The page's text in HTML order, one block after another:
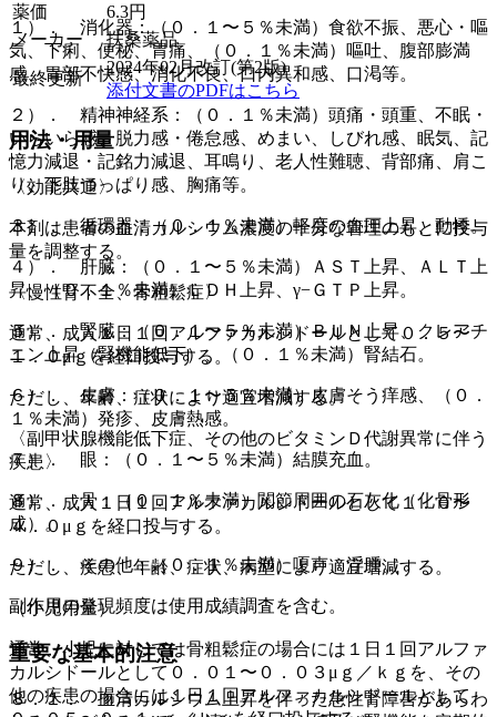
１）． 消化器：（０．１〜５％未満）食欲不振、悪心・嘔
気、下痢、便秘、胃痛、（０．１％未満）嘔吐、腹部膨満
感、胃部不快感、消化不良、口内異和感、口渇等。
２）． 精神神経系：（０．１％未満）頭痛・頭重、不眠・
いらいら感、脱力感・倦怠感、めまい、しびれ感、眠気、記
憶力減退・記銘力減退、耳鳴り、老人性難聴、背部痛、肩こ
り、下肢つっぱり感、胸痛等。
３）． 循環器：（０．１％未満）軽度の血圧上昇、動悸。
４）． 肝臓：（０．１〜５％未満）ＡＳＴ上昇、ＡＬＴ上
昇、（０．１％未満）ＬＤＨ上昇、γ−ＧＴＰ上昇。
５）． 腎臓：（０．１〜５％未満）ＢＵＮ上昇、クレアチ
ニン上昇（腎機能低下）、（０．１％未満）腎結石。
６）． 皮膚：（０．１〜５％未満）皮膚そう痒感、（０．
１％未満）発疹、皮膚熱感。
７）． 眼：（０．１〜５％未満）結膜充血。
８）． 骨：（０．１％未満）関節周囲の石灰化（化骨形
成）。
９）． その他：（０．１％未満）嗄声、浮腫。
副作用の発現頻度は使用成績調査を含む。
重要な基本的注意
８．１． 血清カルシウム上昇を伴った急性腎障害があらわ
薬価
6.3円
メーカー
扶桑薬品
最終更新
2024年02月改訂(第2版)
添付文書のPDFはこちら
用法・用量
〈効能共通〉
本剤は患者の血清カルシウム濃度の十分な管理のもとに投与
量を調整する。
〈慢性腎不全、骨粗鬆症〉
通常、成人１日１回アルファカルシドールとして０．５〜
１．０μｇを経口投与する。
ただし、年齢、症状により適宜増減する。
〈副甲状腺機能低下症、その他のビタミンＤ代謝異常に伴う
疾患〉
通常、成人１日１回アルファカルシドールとして１．０〜
４．０μｇを経口投与する。
ただし、疾患、年齢、症状、病型により適宜増減する。
（小児用量）
通常、小児に対しては骨粗鬆症の場合には１日１回アルファ
カルシドールとして０．０１〜０．０３μｇ／ｋｇを、その
他の疾患の場合には１日１回アルファカルシドールとして